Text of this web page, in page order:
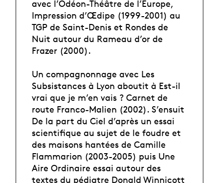
avec l’Odéon-Théâtre de l’Europe,
Impression d’Œdipe (1999-2001) au
TGP de Saint-Denis et Rondes de
Nuit autour du Rameau d’or de
Frazer (2000).
Un compagnonnage avec Les
Subsistances à Lyon aboutit à Est-il
vrai que je m’en vais ? Carnet de
route Franco-Malien (2002). S’ensuit
De la part du Ciel d’après un essai
scientifique au sujet de le foudre et
des maisons hantées de Camille
Flammarion (2003-2005) puis Une
Aire Ordinaire essai autour des
textes du pédiatre Donald Winnicott